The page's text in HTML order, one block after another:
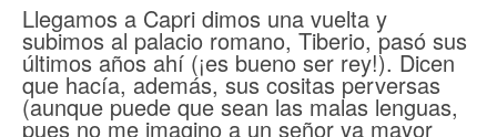
Llegamos a Capri dimos una vuelta y
subimos al palacio romano, Tiberio, pasó sus
últimos años ahí (¡es bueno ser rey!). Dicen
que hacía, además, sus cositas perversas
(aunque puede que sean las malas lenguas,
pues no me imagino a un señor ya mayor